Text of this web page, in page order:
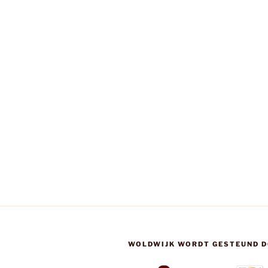
WOLDWIJK WORDT GESTEUND